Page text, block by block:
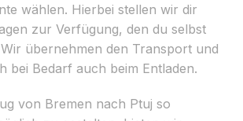
wählen. Hierbei stellen wir dir
zur Verfügung, den du selbst
übernehmen den Transport und
bei Bedarf auch beim Entladen.
von Bremen nach Ptuj so